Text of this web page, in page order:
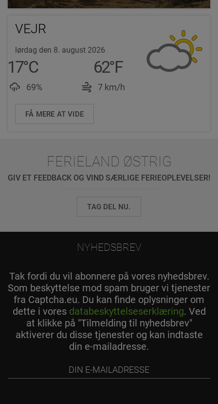
VEJR
lørdag den 8. august 2026
17°C 62°F
Luftfeuchtigkeit: 69%
69% Windgeschwindigkeit:
7 km/h
FÅ MERE AT VIDE
FERIELAND ØSTRIG
GIV ET FEEDBACK OG VIND SÆRLIGE FERIEOPLEVELSER!
TAG DEL NU.
NYHEDSBREV
Tak fordi du vil abonnere på vores nyhedsbrev.
Som beskyttelse mod spam bruger vi tjenester
fra Captcha.eu. Du kan finde oplysninger om
dette i vores databeskyttelseserklæring. Ved
at klikke på "Tilmelding til nyhedsbrev"
aktiverer du disse tjenester og kan indtaste
din e-mailadresse.
mailadresse